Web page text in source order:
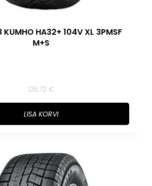
HA32+ 104V XL 3PMSF
M+S
126,72 €
LISA KORVI